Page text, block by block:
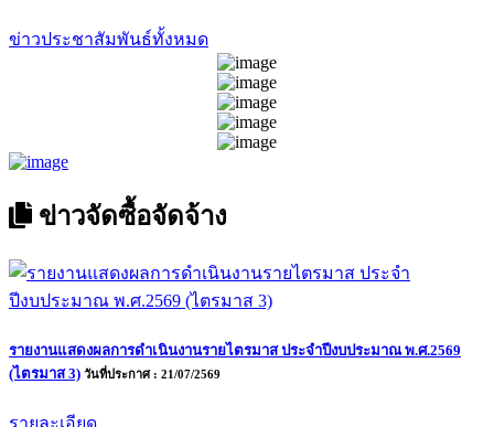
วันที่เผยแพร่ 05/08/2568
ประชาสัมพันธ์ การรับสมัครทีมฟุตบอลเข้าร่วมการแข่งขัน
ฟุตบอลมวลชน''อำเภอแม่สรวยคัพ''ประจำปี2569(ฟุตบอล7คน
วันที่เผยแพร่ 19/06/2569
ประชุมคณะกรรมการดำเนินการขับเคลื่อนและยกระดับการ
หน่วยงานภาครัฐ (Integrity and Transparency Assessment :ITA)
ประจำปีงบประมาณ พ.ศ.2569
ข่าวประชาสัมพันธ์ทั้งหมด